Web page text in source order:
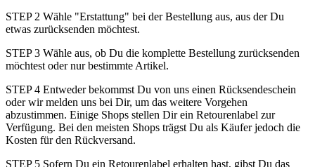
STEP 2 Wähle "Erstattung" bei der Bestellung aus, aus der Du
etwas zurücksenden möchtest.
STEP 3 Wähle aus, ob Du die komplette Bestellung zurücksenden
möchtest oder nur bestimmte Artikel.
STEP 4 Entweder bekommst Du von uns einen Rücksendeschein
oder wir melden uns bei Dir, um das weitere Vorgehen
abzustimmen. Einige Shops stellen Dir ein Retourenlabel zur
Verfügung. Bei den meisten Shops trägst Du als Käufer jedoch die
Kosten für den Rückversand.
STEP 5 Sofern Du ein Retourenlabel erhalten hast, gibst Du das